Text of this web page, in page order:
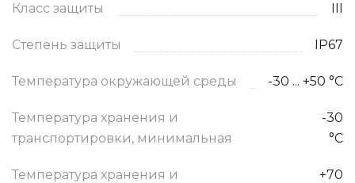
Класс защиты
III
Степень защиты IP67
Температура окружающей среды -30 ... +50 °C
Температура хранения и
транспортировки, минимальная
-30
°C
Температура хранения и
+70